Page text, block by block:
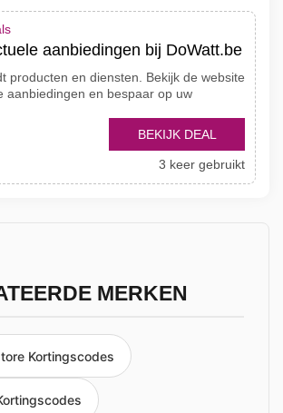
aanbiedingen bij DoWatt.be
producten en diensten. Bekijk de website
aanbiedingen en bespaar op uw
BEKIJK DEAL
3 keer gebruikt
MERKEN
Kortingscodes